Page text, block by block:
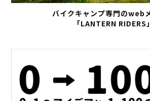
バイクキャンプ専門のweb
「LANTERN RIDERS」